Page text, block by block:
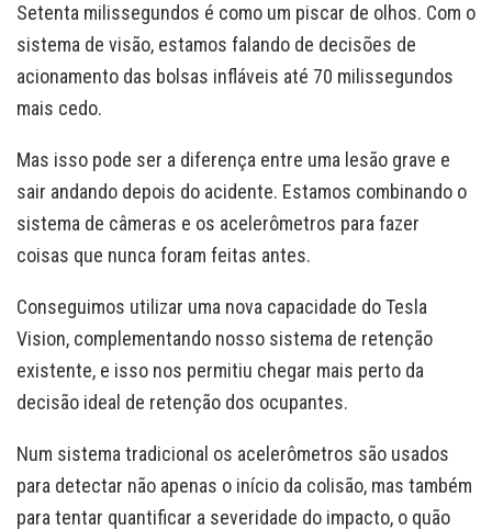
Setenta milissegundos é como um piscar de olhos. Com o
sistema de visão, estamos falando de decisões de
acionamento das bolsas infláveis até 70 milissegundos
mais cedo.
Mas isso pode ser a diferença entre uma lesão grave e
sair andando depois do acidente. Estamos combinando o
sistema de câmeras e os acelerômetros para fazer
coisas que nunca foram feitas antes.
Conseguimos utilizar uma nova capacidade do Tesla
Vision, complementando nosso sistema de retenção
existente, e isso nos permitiu chegar mais perto da
decisão ideal de retenção dos ocupantes.
Num sistema tradicional os acelerômetros são usados
para detectar não apenas o início da colisão, mas também
para tentar quantificar a severidade do impacto, o quão